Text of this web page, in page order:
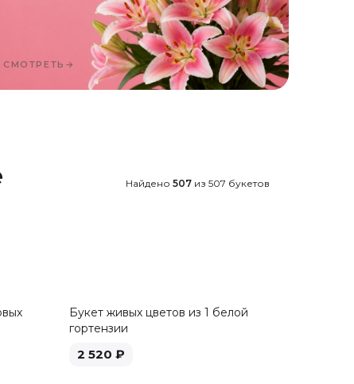
СМОТРЕТЬ →
Найдено 507 из 507 букетов
Букет живых цветов из 1 белой
гортензии
2 520 ₽